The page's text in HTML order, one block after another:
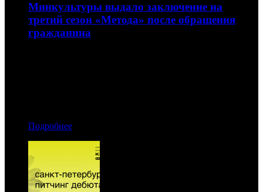
Минкультуры выдало заключение на
третий сезон «Метода» после обращения
гражданина
Подробнее